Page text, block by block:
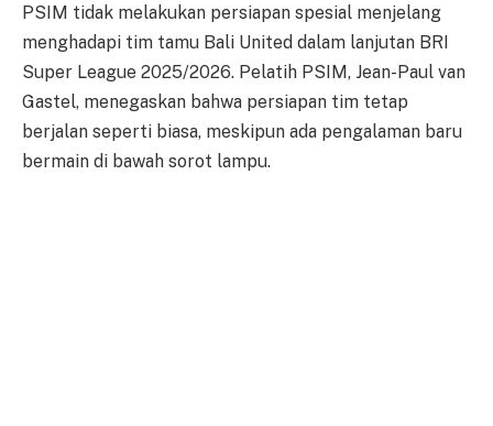
PSIM tidak melakukan persiapan spesial menjelang
menghadapi tim tamu Bali United dalam lanjutan BRI
Super League 2025/2026. Pelatih PSIM, Jean-Paul van
Gastel, menegaskan bahwa persiapan tim tetap
berjalan seperti biasa, meskipun ada pengalaman baru
bermain di bawah sorot lampu.